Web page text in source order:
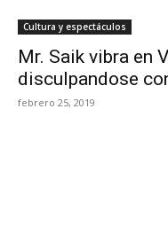
Cultura y espectáculos
Mr. Saik vibra en
disculpandose
febrero 25, 2019